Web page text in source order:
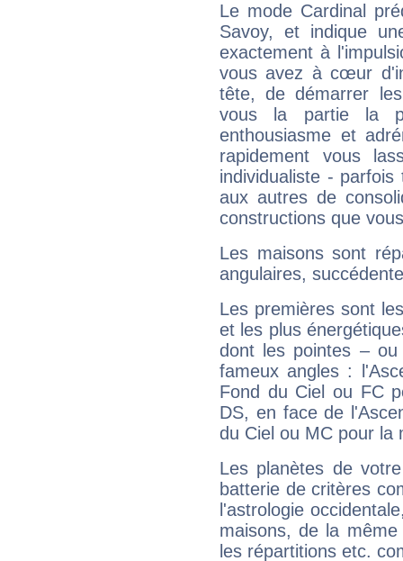
Le mode Cardinal
Savoy, et indique
exactement à
vous avez à cœur
tête, de démarrer
vous la partie la
enthousiasme et
rapidement vous
individualiste -
aux autres de
constructions que
Les maisons sont
angulaires,
Les premières sont
et les plus
dont les pointes –
fameux angles :
Fond du Ciel ou FC
DS, en face de
du Ciel ou MC pour la
Les planètes de
batterie de critères
l'astrologie
maisons, de la
les répartitions etc.